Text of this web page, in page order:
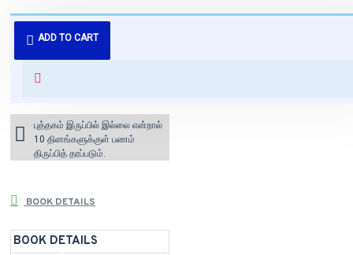
ADD TO CART
புத்தகம் 3 - 7 நாட்களில் அனுப்பி
வைக்கப்படும்.
for orders above ₹1000 within
புத்தகம் இருப்பில் இல்லை என்றால்
10 தினங்களுக்குள் பணம்
திருப்பித் தரப்படும்.
BOOK DETAILS
BOOK DETAILS